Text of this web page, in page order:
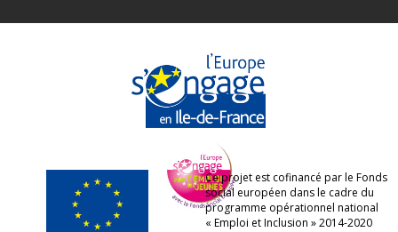
Ce projet est cofinancé par le Fonds
social européen dans le cadre du
programme opérationnel national
« Emploi et Inclusion » 2014-2020